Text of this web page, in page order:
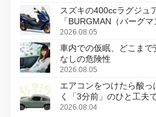
スズキの400ccラグジュ
「BURGMAN（バーグ
変更し、8月18日に発売
2026.08.05
車内での仮眠、どこま
なしの危険性
2026.08.05
エアコンをつけたら酸
く「3分前」のひと工夫
2026.08.04